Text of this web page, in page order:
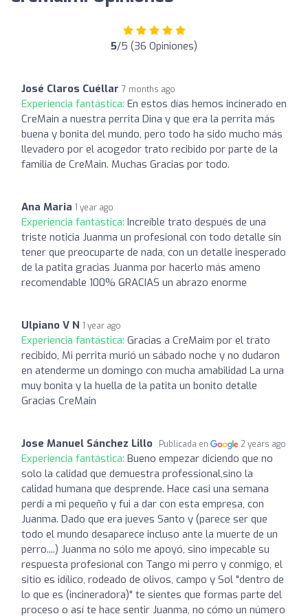
5/5 (36 Opiniones)
José Claros Cuéllar 7 months ago
Experiencia fantástica: En estos días hemos incinerado en
CreMain a nuestra perrita Dina y que era la perrita más
buena y bonita del mundo, pero todo ha sido mucho más
llevadero por el acogedor trato recibido por parte de la
familia de CreMain. Muchas Gracias por todo.
Ana Maria 1 year ago
Experiencia fantástica: Increíble trato después de una
triste noticia Juanma un profesional con todo detalle sin
tener que preocuparte de nada, con un detalle inesperado
de la patita gracias Juanma por hacerlo más ameno
recomendable 100% GRACIAS un abrazo enorme
Ulpiano V N 1 year ago
Experiencia fantástica: Gracias a CreMaim por el trato
recibido, Mi perrita murió un sábado noche y no dudaron
en atenderme un domingo con mucha amabilidad La urna
muy bonita y la huella de la patita un bonito detalle
Gracias CreMain
Jose Manuel Sánchez Lillo Publicada en 2 years ago
Experiencia fantástica: Bueno empezar diciendo que no
solo la calidad que demuestra professional,sino la
calidad humana que desprende. Hace casi una semana
perdí a mi pequeño y fui a dar con esta empresa, con
Juanma. Dado que era jueves Santo y (parece ser que
todo el mundo desaparece incluso ante la muerte de un
perro....) Juanma no sólo me apoyó, sino impecable su
respuesta profesional con Tango mi perro y conmigo, el
sitio es idílico, rodeado de olivos, campo y Sol "dentro de
lo que es (incineradora)" te sientes que formas parte del
proceso o así te hace sentir Juanma, no cómo un número